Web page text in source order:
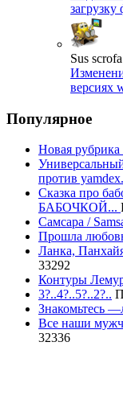
Sus
версиях
Популярное
Новая
против
Сказка про
БАБОЧКОЙ...
Самсара /
Прошла
Ланка,
33292
Контуры
3?..4?..5?..2?..
Знакомьтесь
Все наши
32336